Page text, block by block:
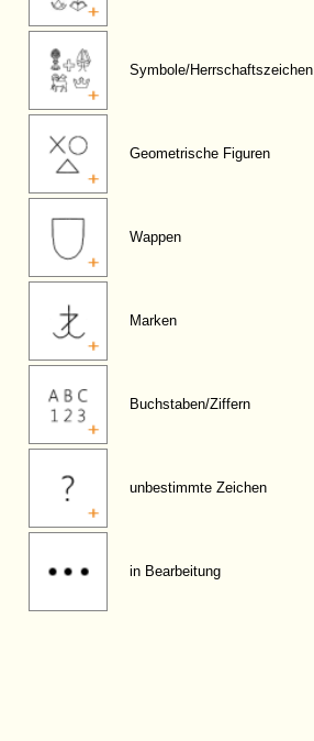
Symbole/Herrschaftszeichen
Geometrische Figuren
Wappen
Marken
Buchstaben/Ziffern
unbestimmte Zeichen
in Bearbeitung